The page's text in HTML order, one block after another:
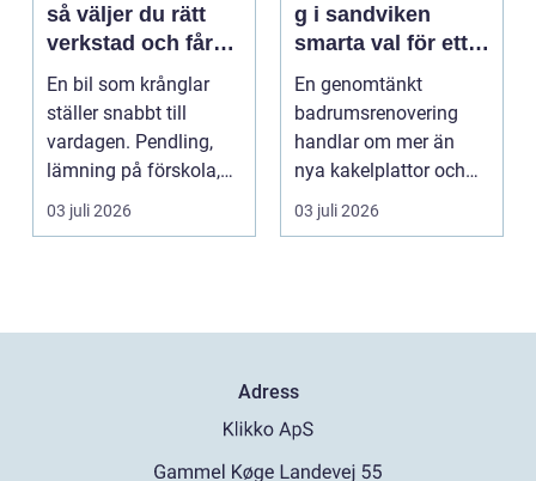
så väljer du rätt
verkstad och får
bilen att hålla
längre
En bil som krånglar
ställer snabbt till
vardagen. Pendling,
lämning på förskola,
utflykter och storh...
03 juli 2026
g i sandviken
smarta val för ett
tryggt och hållbart
badrum
En genomtänkt
badrumsrenovering
handlar om mer än
nya kakelplattor och
en modern dusch. För
många bo...
03 juli 2026
Adress